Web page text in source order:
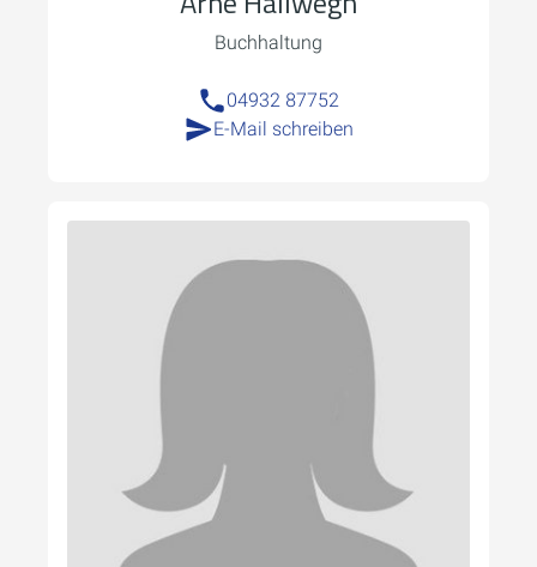
Buchhaltung
04932 87752
E-Mail schreiben